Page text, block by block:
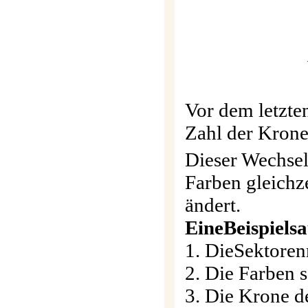
A , F1
Vor dem
Zahl der
Dieser
Farben
ändert.
Eine
1.
2. Die Farben
3. Die Krone